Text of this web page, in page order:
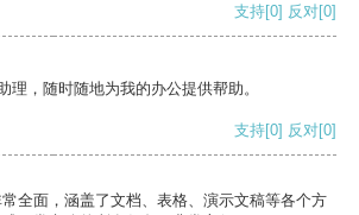
支持[0] 反对[0]
理，随时随地为我的办公提供帮助。
支持[0] 反对[0]
全面，涵盖了文档、表格、演示文稿等各个方